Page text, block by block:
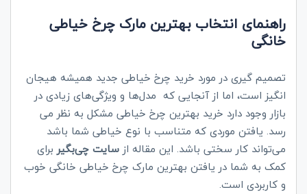
راهنمای انتخاب بهترین مارک چرخ خیاطی
خانگی
تصمیم گیری در مورد خرید چرخ خیاطی جدید همیشه هیجان
انگیز است، اما از آنجایی که مدل‌ها و ویژگی‌های زیادی در
بازار وجود دارد خرید بهترین چرخ خیاطی مشکل به نظر می
رسد. یافتن موردی که متناسب با نوع خیاطی شما باشد
می‌تواند کار سختی باشد. این مقاله از سایت چی‌بگیر برای
کمک به شما در یافتن بهترین مارک چرخ خیاطی خانگی خوب
و کاربردی است.